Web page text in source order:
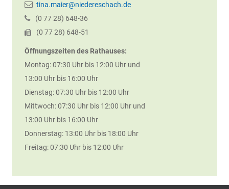
tina.maier@niedereschach.de
(0 7728) 648-36
(0 7728) 648-51
Öffnungszeiten des Rathauses:
Montag: 07:30 Uhr bis 12:00 Uhr und
13:00 Uhr bis 16:00 Uhr
Dienstag: 07:30 Uhr bis 12:00 Uhr
Mittwoch: 07:30 Uhr bis 12:00 Uhr und
13:00 Uhr bis 16:00 Uhr
Donnerstag: 13:00 Uhr bis 18:00 Uhr
Freitag: 07:30 Uhr bis 12:00 Uhr